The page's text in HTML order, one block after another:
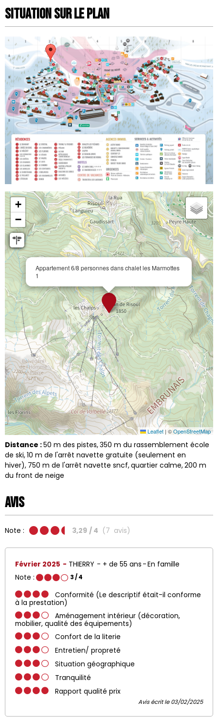
Situation sur le Plan
Appartement 6/8 personnes dans chalet les Marmottes
1
+
−
Leaflet | ©OpenStreetMap
Distance :50 m des pistes 350 m du rassemblement école
de ski 10 m de l'arrêt navette gratuite (seulement en
hiver) 750 m de l'arrêt navette sncf quartier calme 200 m
du front de neige
Avis
Note : 3,29 / 4 (7 avis)
Février 2025 THIERRY + de 55 ans
En famille
Note :
3/ 4
Conformité (Le descriptif était-il conforme
à la prestation)
Aménagement intérieur (décoration,
mobilier, qualité des équipements)
Confort de la literie
Entretien/ propreté
Situation géographique
Tranquilité
Rapport qualité prix
Avis écrit le 03/02/2025